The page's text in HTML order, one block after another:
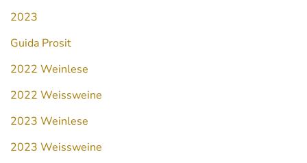
2023
Guida Prosit
2022 Weinlese
2022 Weissweine
2023 Weinlese
2023 Weissweine